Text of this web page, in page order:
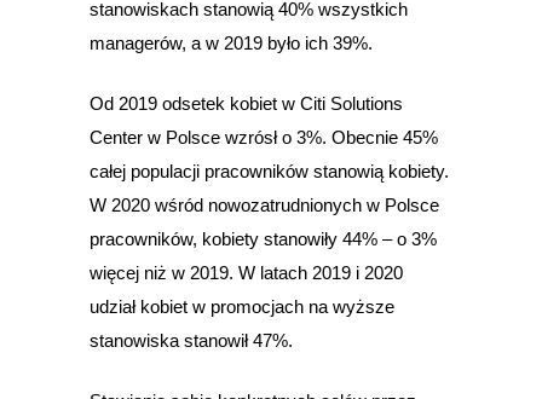
stanowiskach stanowią 40% wszystkich
managerów, a w 2019 było ich 39%.
Od 2019 odsetek kobiet w Citi Solutions
Center w Polsce wzrósł o 3%. Obecnie 45%
całej populacji pracowników stanowią kobiety.
W 2020 wśród nowozatrudnionych w Polsce
pracowników, kobiety stanowiły 44% – o 3%
więcej niż w 2019. W latach 2019 i 2020
udział kobiet w promocjach na wyższe
stanowiska stanowił 47%.